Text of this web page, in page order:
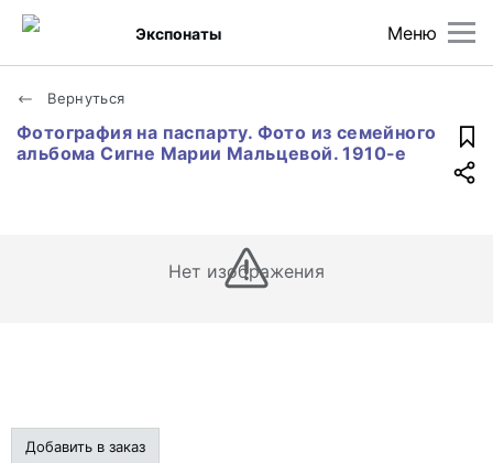
Меню
Экспонаты
Вернуться
Фотография на паспарту. Фото из семейного
альбома Сигне Марии Мальцевой. 1910-е
Нет изображения
Добавить в заказ